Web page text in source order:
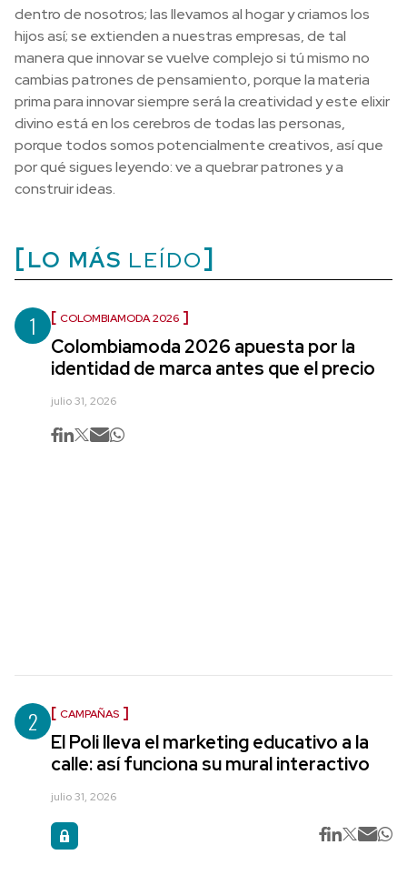
dentro de nosotros; las llevamos al hogar y criamos los
hijos así; se extienden a nuestras empresas, de tal
manera que innovar se vuelve complejo si tú mismo no
cambias patrones de pensamiento, porque la materia
prima para innovar siempre será la creatividad y este elixir
divino está en los cerebros de todas las personas,
porque todos somos potencialmente creativos, así que
por qué sigues leyendo: ve a quebrar patrones y a
construir ideas.
LO MÁS LEÍDO
1 COLOMBIAMODA 2026
Colombiamoda 2026 apuesta por la
identidad de marca antes que el precio
julio 31, 2026
2 CAMPAÑAS
El Poli lleva el marketing educativo a la
calle: así funciona su mural interactivo
julio 31, 2026